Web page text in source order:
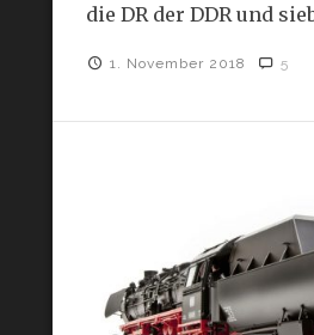
die DR der DDR und
1. November 2018 5